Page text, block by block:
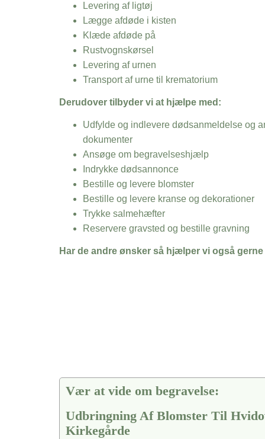
Levering af ligtøj
Lægge afdøde i kisten
Klæde afdøde på
Rustvognskørsel
Levering af urnen
Transport af urne til krematorium
Derudover tilbyder vi at hjælpe med:
Udfylde og indlevere dødsanmeldelse og
dokumenter
Ansøge om begravelseshjælp
Indrykke dødsannonce
Bestille og levere blomster
Bestille og levere kranse og dekorationer
Trykke salmehæfter
Reservere gravsted og bestille gravning
Har de andre ønsker så hjælper vi også gerne
Vær at vide om begravelse:
Udbringning Af Blomster Til
Kirkegårde